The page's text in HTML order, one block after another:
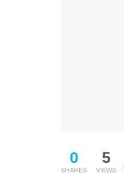
0
SHARES
5
VIEWS